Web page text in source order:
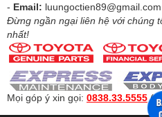
- Email: luungoctien89@gmail.com
Đừng ngần ngại liên hệ với chúng
nhất!
Mọi góp ý xin gọi: 0838.33.5555 (